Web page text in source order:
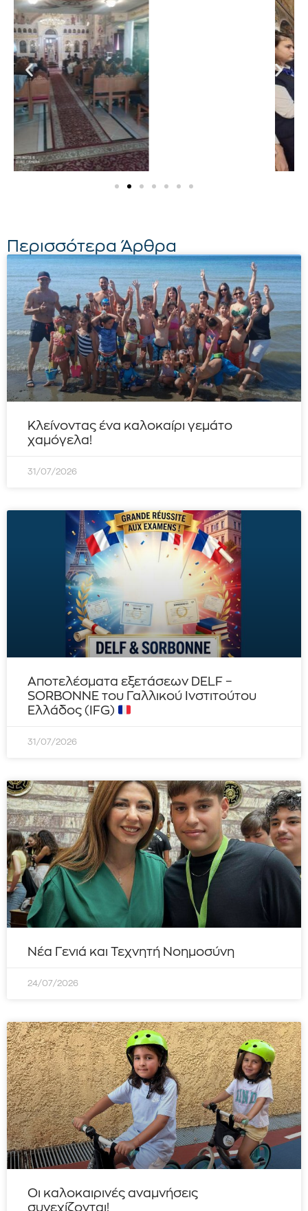
Περισσότερα Άρθρα
Κλείνοντας ένα καλοκαίρι γεμάτο
χαμόγελα!
31/07/2026
Αποτελέσματα εξετάσεων DELF –
SORBONNE του Γαλλικού Ινστιτούτου
Ελλάδος (IFG)
31/07/2026
Νέα Γενιά και Τεχνητή Νοημοσύνη
24/07/2026
Οι καλοκαιρινές αναμνήσεις
συνεχίζονται!